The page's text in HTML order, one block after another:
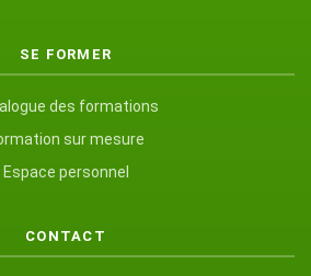
SE FORMER
des formations
sur mesure
Espace personnel
CONTACT